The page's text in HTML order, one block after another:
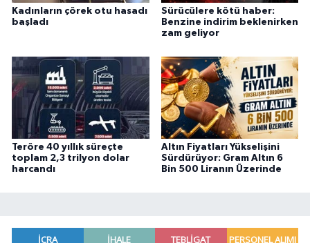
Kadınların çörek otu hasadı
başladı
Sürücülere kötü haber:
Benzine indirim beklenirken
zam geliyor
Teröre 40 yıllık süreçte
toplam 2,3 trilyon dolar
harcandı
Altın Fiyatları Yükselişini
Sürdürüyor: Gram Altın 6
Bin 500 Liranın Üzerinde